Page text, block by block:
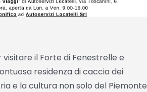
il Forte di Fenestrelle e
residenza di caccia dei
e la cultura non solo del Piemonte